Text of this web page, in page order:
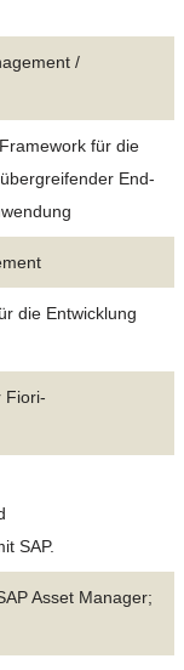
/
für die
End-
die Entwicklung
Fiori-
SAP.
Asset Manager;